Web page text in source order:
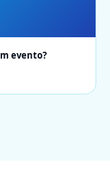
evento?